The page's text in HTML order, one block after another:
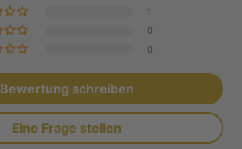
1
0
0
Bewertung schreiben
Eine Frage stellen